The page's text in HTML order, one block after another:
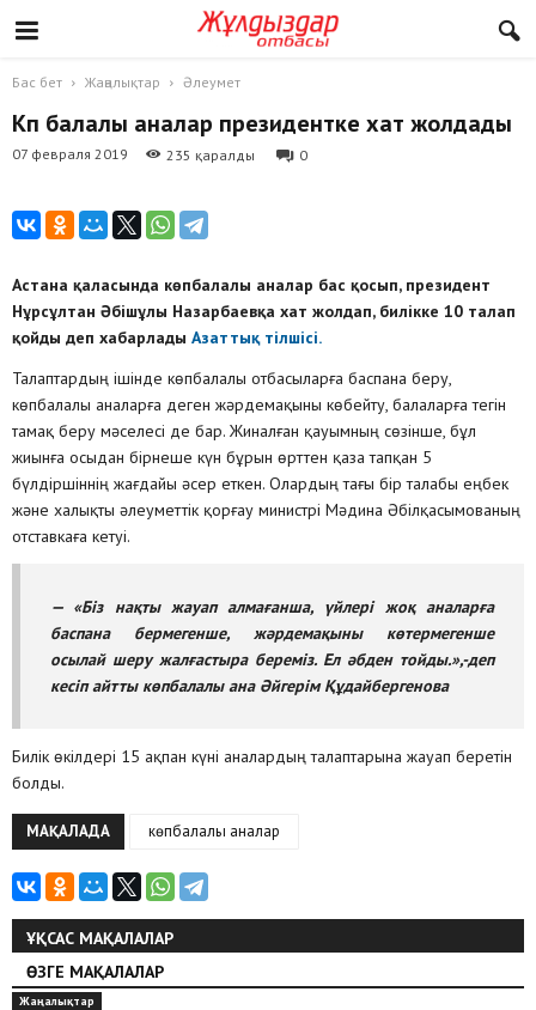
Бас бет Жаңалықтар Әлеумет
Көп балалы аналар президентке хат жолдады
07 февраля 2019 235 қаралды 0
Астана қаласында көпбалалы аналар бас қосып, президент
Нұрсұлтан Әбішұлы Назарбаевқа хат жолдап, билікке 10 талап
қойды деп хабарлады Азаттық тілшісі.
Талаптардың ішінде көпбалалы отбасыларға баспана беру,
көпбалалы аналарға деген жәрдемақыны көбейту, балаларға тегін
тамақ беру мәселесі де бар. Жиналған қауымның сөзінше, бұл
жиынға осыдан бірнеше күн бұрын өрттен қаза тапқан 5
бүлдіршіннің жағдайы әсер еткен. Олардың тағы бір талабы еңбек
және халықты әлеуметтік қорғау министрі Мәдина Әбілқасымованың
отставкаға кетуі.
— «Біз нақты жауап алмағанша, үйлері жоқ аналарға
баспана бермегенше, жәрдемақыны көтермегенше
осылай шеру жалғастыра береміз. Ел әбден тойды.»,-деп
кесіп айтты көпбалалы ана Әйгерім Құдайбергенова
Билік өкілдері 15 ақпан күні аналардың талаптарына жауап беретін
болды.
МАҚАЛАДА көпбалалы аналар
ҰҚСАС МАҚАЛАЛАР
ӨЗГЕ МАҚАЛАЛАР
Жаңалықтар